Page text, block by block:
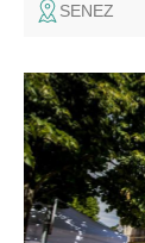
SENEZ
Plongez
Époque et
richesse de
habitants,
vivante du